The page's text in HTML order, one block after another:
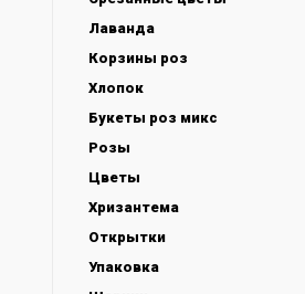
Лаванда
Корзины роз
Хлопок
Букеты роз микс
Розы
Цветы
Хризантема
Открытки
Упаковка